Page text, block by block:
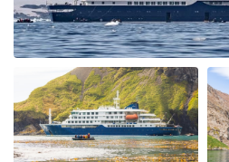
My Second Oceanwide
par John Zingrich L'Arctique